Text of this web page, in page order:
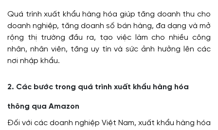
Quá trình xuất khẩu hàng hóa giúp tăng doanh thu cho
doanh nghiệp, tăng doanh số bán hàng, đa dạng và mở
rộng thị trường đầu ra, tạo việc làm cho nhiều công
nhân, nhân viên, tăng uy tín và sức ảnh hưởng lên các
nơi nhập khẩu.
2. Các bước trong quá trình xuất khẩu hàng hóa
thông qua Amazon
Đối với các doanh nghiệp Việt Nam, xuất khẩu hàng hóa